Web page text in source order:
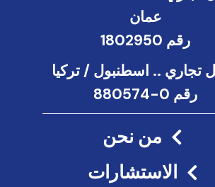
عمان
رقم 1802950
.. اسطنبول / تركيا
رقم 0-880574
من نحن
الاستشارات